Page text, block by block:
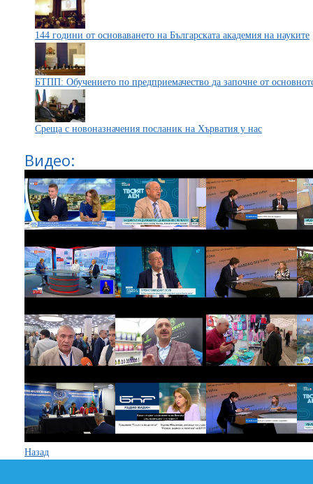
144 години от основаването на Българската академия на науките
БТПП: Обучението по предприемачество да започне от
Среща с новоназначения посланик на Хърватия у нас
Видео:
Назад